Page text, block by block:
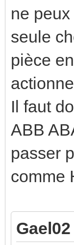
ne
seule
pièce
Il faut
ABB
passer
comme